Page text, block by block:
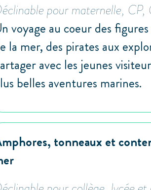
pour maternelle,
voyage au coeur des
la mer, des pirates aux
avec les jeunes
belles aventures marines.
tonneaux et